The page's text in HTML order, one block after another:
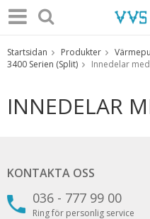
Produkten har
Startsidan Produkter
3400 Serien (Split)
Innedelar med
INNEDELAR
KONTAKTA OSS
036 - 777 99 00
Ring för personlig service